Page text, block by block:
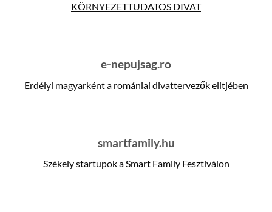
KÖRNYEZETTUDATOS DIVAT
e-nepujsag.ro
Erdélyi magyarként a romániai divattervezők elitjében
smartfamily.hu
Székely startupok a Smart Family Fesztiválon